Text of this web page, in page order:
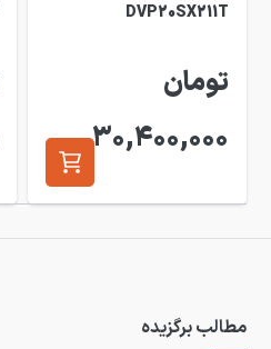
DVP20SX211T
تومان
30,400,000
مطالب برگزیده